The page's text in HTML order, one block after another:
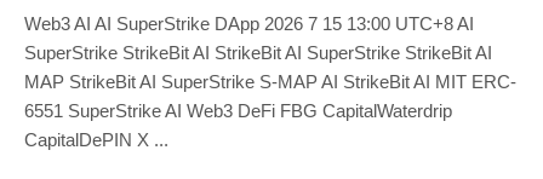
Web3 AI AI SuperStrike DApp 2026 7 15 13:00 UTC+8 AI
SuperStrike StrikeBit AI StrikeBit AI SuperStrike StrikeBit AI
MAP StrikeBit AI SuperStrike S-MAP AI StrikeBit AI MIT ERC-
6551 SuperStrike AI Web3 DeFi FBG CapitalWaterdrip
CapitalDePIN X ...